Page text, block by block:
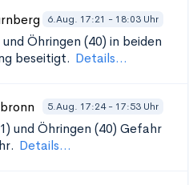
6.Aug. 17:21 - 18:03 Uhr
Öhringen (40) in beiden
beseitigt. Details...
5.Aug. 17:24 - 17:53 Uhr
und Öhringen (40) Gefahr
Details...